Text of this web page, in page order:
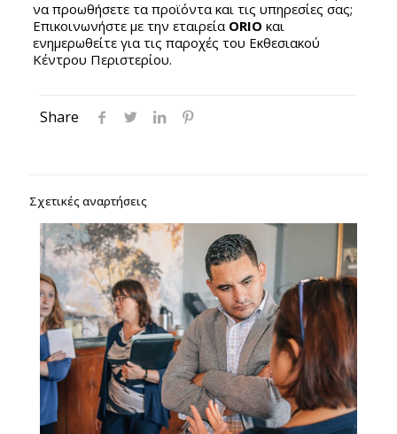
να προωθήσετε τα προϊόντα και τις υπηρεσίες σας;
Επικοινωνήστε με την εταιρεία ORIO και
ενημερωθείτε για τις παροχές του Εκθεσιακού
Κέντρου Περιστερίου.
Share
Σχετικές αναρτήσεις